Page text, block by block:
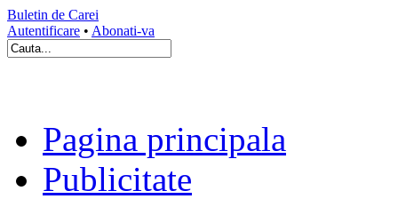
Buletin de Carei
Autentificare • Abonati-va
Pagina principala
Publicitate